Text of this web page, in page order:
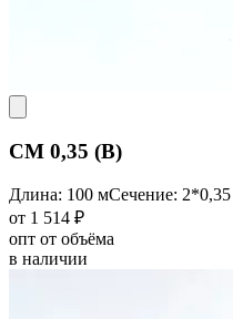
CM 0,35 (B)
Длина: 100 мСечение:
от 1 514 ₽
опт от объёма
в наличии